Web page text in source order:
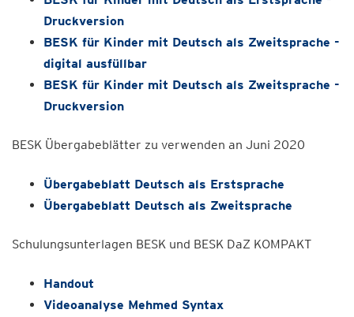
Druckversion
BESK für Kinder mit Deutsch als Zweitsprache -
digital ausfüllbar
BESK für Kinder mit Deutsch als Zweitsprache -
Druckversion
BESK Übergabeblätter zu verwenden an Juni 2020
Übergabeblatt Deutsch als Erstsprache
Übergabeblatt Deutsch als Zweitsprache
Schulungsunterlagen BESK und BESK DaZ KOMPAKT
Handout
Videoanalyse Mehmed Syntax